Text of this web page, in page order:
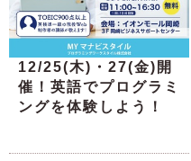
12/25(木)・27(金)開
催！英語でプログラミ
ングを体験しよう！